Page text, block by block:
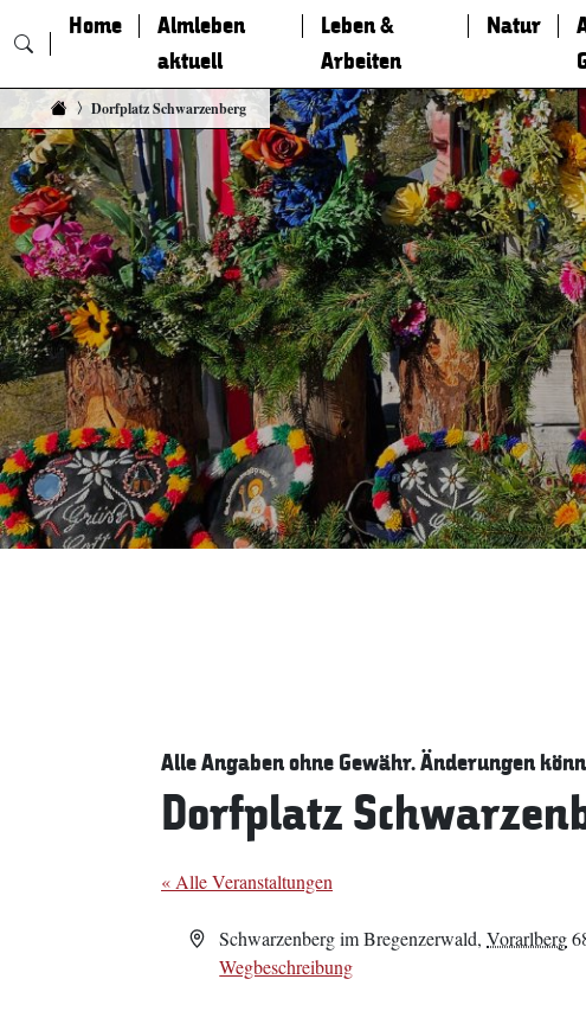
Zum Inhalt springen
Home
Almleben
aktuell
Leben &
Arbeiten
Natur
Dorfplatz Schwarzenberg
Alle Angaben ohne Gewähr. Änderungen
Dorfplatz
« Alle Veranstaltungen
AdresseSchwarzenberg im Bregenzerwald, Vorarlberg
Wegbeschreibung